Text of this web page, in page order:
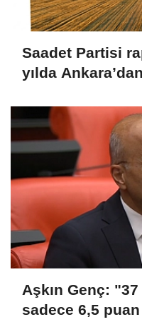
Saadet Partisi
yılda
Aşkın Genç:
sadece 6,5